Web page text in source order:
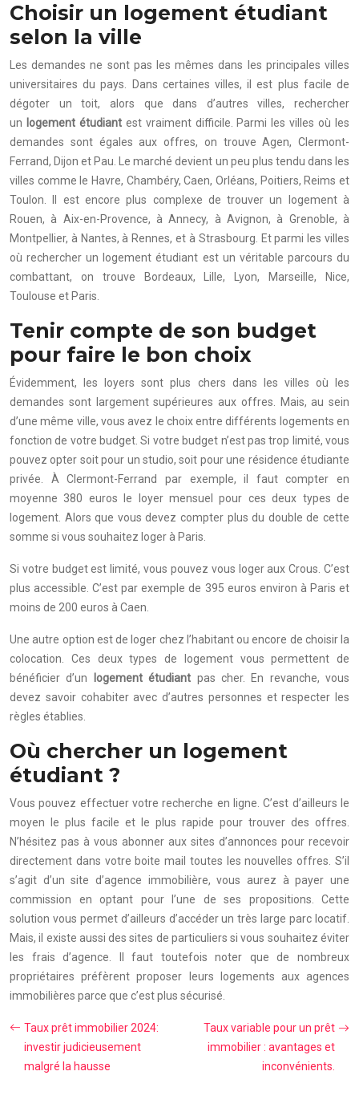
Choisir un logement étudiant
selon la ville
Les demandes ne sont pas les mêmes dans les principales villes
universitaires du pays. Dans certaines villes, il est plus facile de
dégoter un toit, alors que dans d’autres villes, rechercher
un logement étudiantest vraiment difficile. Parmi les villes où les
demandes sont égales aux offres, on trouve Agen, Clermont-
Ferrand, Dijon et Pau. Le marché devient un peu plus tendu dans les
villes comme le Havre, Chambéry, Caen, Orléans, Poitiers, Reims et
Toulon. Il est encore plus complexe de trouver un logement à
Rouen, à Aix-en-Provence, à Annecy, à Avignon, à Grenoble, à
Montpellier, à Nantes, à Rennes, et à Strasbourg. Et parmi les villes
où rechercher un logement étudiant est un véritable parcours du
combattant, on trouve Bordeaux, Lille, Lyon, Marseille, Nice,
Toulouse et Paris.
Tenir compte de son budget
pour faire le bon choix
Évidemment, les loyers sont plus chers dans les villes où les
demandes sont largement supérieures aux offres. Mais, au sein
d’une même ville, vous avez le choix entre différents logements en
fonction de votre budget. Si votre budget n’est pas trop limité, vous
pouvez opter soit pour un studio, soit pour une résidence étudiante
privée. À Clermont-Ferrand par exemple, il faut compter en
moyenne 380 euros le loyer mensuel pour ces deux types de
logement. Alors que vous devez compter plus du double de cette
somme si vous souhaitez loger à Paris.
Si votre budget est limité, vous pouvez vous loger aux Crous. C’est
plus accessible. C’est par exemple de 395 euros environ à Paris et
moins de 200 euros à Caen.
Une autre option est de loger chez l’habitant ou encore de choisir la
colocation. Ces deux types de logement vous permettent de
bénéficier d’un
logement étudiant pas cher. En revanche, vous
devez savoir cohabiter avec d’autres personnes et respecter les
règles établies.
Où chercher un logement
étudiant ?
Vous pouvez effectuer votre recherche en ligne. C’est d’ailleurs le
moyen le plus facile et le plus rapide pour trouver des offres.
N’hésitez pas à vous abonner aux sites d’annonces pour recevoir
directement dans votre boite mail toutes les nouvelles offres. S’il
s’agit d’un site d’agence immobilière, vous aurez à payer une
commission en optant pour l’une de ses propositions. Cette
solution vous permet d’ailleurs d’accéder un très large parc locatif.
Mais, il existe aussi des sites de particuliers si vous souhaitez éviter
les frais d’agence. Il faut toutefois noter que de nombreux
propriétaires préfèrent proposer leurs logements aux agences
immobilières parce que c’est plus sécurisé.
Taux prêt immobilier 2024:
investir judicieusement
malgré la hausse
Taux variable pour un prêt
immobilier : avantages et
inconvénients.